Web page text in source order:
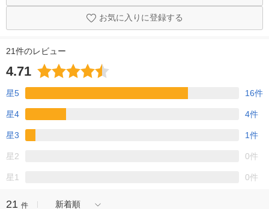
お気に入りに登録する
21件のレビュー
4.71
星5 16件
星4 4件
星3 1件
星2 0件
星1 0件
21 件 新着順